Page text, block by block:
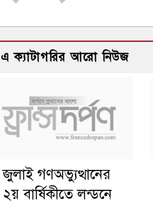
এ ক্যাটাগরির আরো নিউজ
জুলাই গণঅভ্যুত্থানের
২য় বার্ষিকীতে লন্ডনে